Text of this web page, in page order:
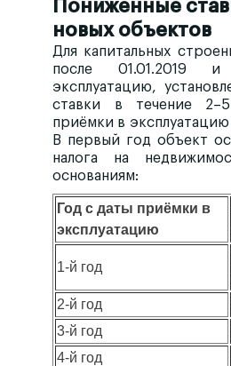
Пониженные
новых объектов
Для капитальных
после 01.01.2019 и
эксплуатацию,
ставки в течение
приёмки в
В первый год объект
налога на
основаниям:
Год с даты приёмки в
эксплуатацию
1-й год
2-й год
3-й год
4-й год